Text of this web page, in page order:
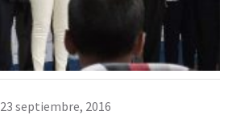
23 septiembre, 2016